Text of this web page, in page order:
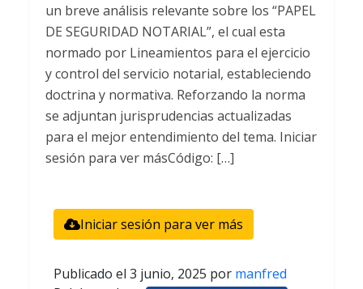
un breve análisis relevante sobre los “PAPEL
DE SEGURIDAD NOTARIAL”, el cual esta
normado por Lineamientos para el ejercicio
y control del servicio notarial, estableciendo
doctrina y normativa. Reforzando la norma
se adjuntan jurisprudencias actualizadas
para el mejor entendimiento del tema. Iniciar
sesión para ver másCódigo: […]
Iniciar sesión para ver más
Publicado el 3 junio, 2025 por manfred